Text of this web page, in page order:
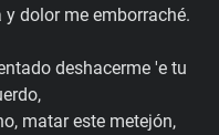
dolor me emborraché.
deshacerme 'e tu
matar este metejón,